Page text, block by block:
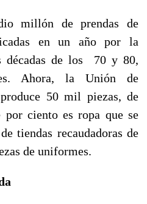
millón de prendas de
en un año por la
décadas de los 70 y 80,
Ahora, la Unión de
50 mil piezas, de
ciento es ropa que se
tiendas recaudadoras de
de uniformes.